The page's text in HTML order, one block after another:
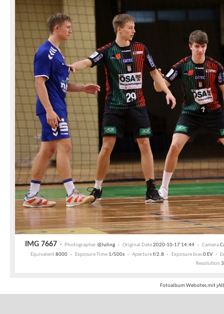
IMG 7667 · Photographer@luling · Original Date2020-10-17 14:44 · Camera
Equivalent8000 · Exposure Time 1/500s · Aperturef/2.8 · Exposure bias0 EV ·
Resolution
Fotoalbum Websites mit